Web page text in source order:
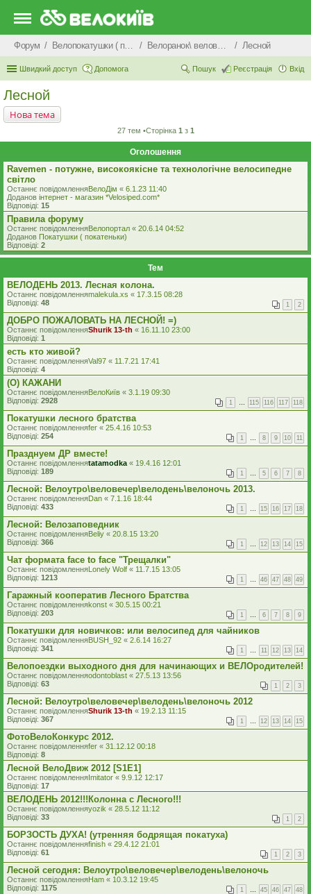
Форум Велопокатушки ( покатеньки), велопоходи, туризм. Велоранок\ веловечір\ велодень \ велоніч Лесной
Швидкий доступ Допомога Вхід
Реєстрація
Пошук
Лесной
Нова тема
27 тем •Сторінка 1 з 1
Оголошення
Ravemen - потужне, високоякісне та технологічне велосипедне
світло
Останнє повідомленняВелоДім « 6.1.23 11:40
Доданов iнтернет - магазин *Velosiped.com*
Відповіді: 15
Правила форуму
Останнє повідомленняВелопортал « 20.6.14 04:52
Доданов Покатушки ( покатеньки)
Відповіді: 2
Тем
ВЕЛОДЕНЬ 2013. Лесная колона.
Останнє повідомленняmalekula.xs « 17.3.15 08:28
Відповіді: 48 1 2
ДОБРО ПОЖАЛОВАТЬ НА ЛЕСНОЙ! =)
Останнє повідомленняShurik 13-th « 16.11.10 23:00
Відповіді: 1
есть кто живой?
Останнє повідомленняVal97 « 11.7.21 17:41
Відповіді: 4
(O) КАЖАНИ
Останнє повідомленняВелоКиїв « 3.1.19 09:30
Відповіді: 2928 1 … 115 116 117 118
Покатушки лесного братства
Останнє повідомленняfer « 25.4.16 10:53
Відповіді: 254 1 … 8 9 10 11
Празднуем ДР вместе!
Останнє повідомленняtatamodka « 19.4.16 12:01
Відповіді: 189 1 … 5 6 7 8
Лесной: Велоутро\веловечер\велодень\велоночь 2013.
Останнє повідомленняDan « 7.1.16 18:44
Відповіді: 433 1 … 15 16 17 18
Лесной: Велозаповедник
Останнє повідомленняBeliy « 20.8.15 13:20
Відповіді: 366 1 … 12 13 14 15
Чат формата face to face "Трещалки"
Останнє повідомленняLonely Wolf « 11.7.15 13:05
Відповіді: 1213 1 … 46 47 48 49
Гаражный кооператив Лесного Братства
Останнє повідомленняkonst « 30.5.15 00:21
Відповіді: 203 1 … 6 7 8 9
Покатушки для новичков: или велосипед для чайников
Останнє повідомленняBUSH_92 « 2.6.14 16:27
Відповіді: 341 1 … 11 12 13 14
Велопоездки выходного дня для начинающих и ВЕЛОродителей!
Останнє повідомленняodontoblast « 27.5.13 13:56
Відповіді: 63 1 2 3
Лесной: Велоутро\веловечер\велодень\велоночь 2012
Останнє повідомленняShurik 13-th « 19.2.13 11:15
Відповіді: 367 1 … 12 13 14 15
ФотоВелоКонкурс 2012.
Останнє повідомленняfer « 31.12.12 00:18
Відповіді: 8
Лесной ВелоДвиж 2012 [S1E1]
Останнє повідомленняImitator « 9.9.12 12:17
Відповіді: 17
ВЕЛОДЕНЬ 2012!!!Колонна с Лесного!!!
Останнє повідомленняyozik « 28.5.12 11:12
Відповіді: 33 1 2
БОРЗОСТЬ ДУХА! (утренняя бодрящая покатуха)
Останнє повідомленняfinish « 29.4.12 21:01
Відповіді: 61 1 2 3
Лесной сегодня: Велоутро\веловечер\велодень\велоночь
Останнє повідомленняHam « 10.3.12 19:45
Відповіді: 1175 1 … 45 46 47 48